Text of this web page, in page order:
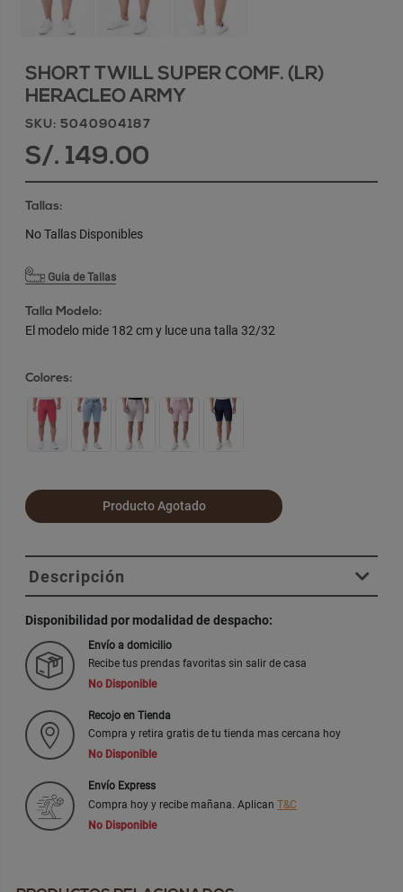
SHORT TWILL SUPER COMF. (LR)
HERACLEO ARMY
SKU: 5040904187
S/. 149.00
Tallas:
No Tallas Disponibles
Guia de Tallas
Talla Modelo:
El modelo mide 182 cm y luce una talla 32/32
Colores:
Producto Agotado
Descripción
Disponibilidad por modalidad de despacho:
Envío a domicilio
Recibe tus prendas favoritas sin salir de casa
No Disponible
Recojo en Tienda
Compra y retira gratis de tu tienda mas cercana hoy
No Disponible
Envío Express
Compra hoy y recibe mañana. Aplican T&C
No Disponible